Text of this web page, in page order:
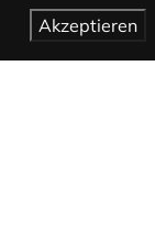
Akzeptieren